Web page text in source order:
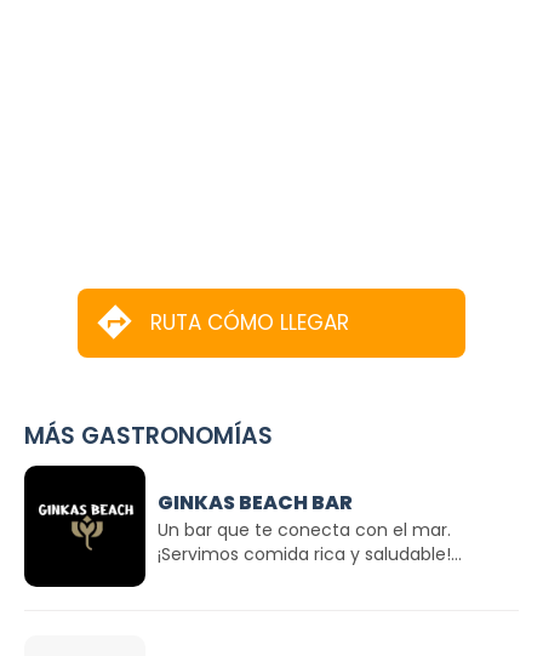
RUTA CÓMO LLEGAR
MÁS GASTRONOMÍAS
GINKAS BEACH BAR
Un bar que te conecta con el mar.
¡Servimos comida rica y saludable!...